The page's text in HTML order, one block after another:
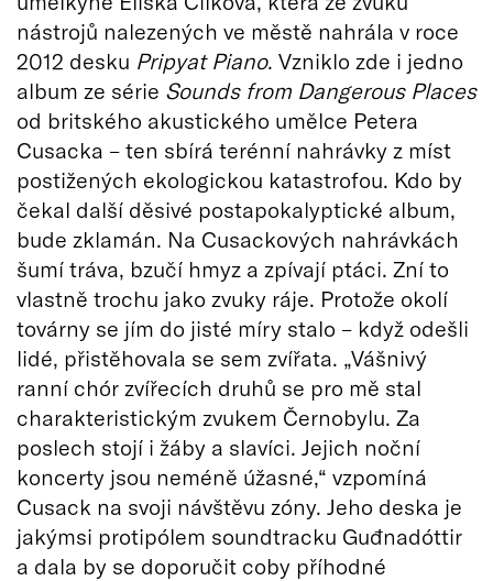
nástrojů nalezených ve městě nahrála v roce
2012 desku Pripyat Piano. Vzniklo zde i jedno
album ze série Sounds from Dangerous Places
od britského akustického umělce Petera
Cusacka – ten sbírá terénní nahrávky z míst
postižených ekologickou katastrofou. Kdo by
čekal další děsivé postapokalyptické album,
bude zklamán. Na Cusackových nahrávkách
šumí tráva, bzučí hmyz a zpívají ptáci. Zní to
vlastně trochu jako zvuky ráje. Protože okolí
továrny se jím do jisté míry stalo – když odešli
lidé, přistěhovala se sem zvířata. „Vášnivý
ranní chór zvířecích druhů se pro mě stal
charakteristickým zvukem Černobylu. Za
poslech stojí i žáby a slavíci. Jejich noční
koncerty jsou neméně úžasné,“ vzpomíná
Cusack na svoji návštěvu zóny. Jeho deska je
jakýmsi protipólem soundtracku Guđnadóttir
a dala by se doporučit coby příhodné